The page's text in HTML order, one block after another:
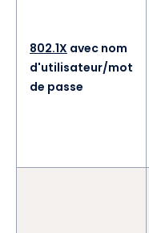
802.1X avec nom
d'utilisateur/mot
de passe